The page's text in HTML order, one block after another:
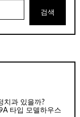
검색
치과 있을까?
타입 모델하우스